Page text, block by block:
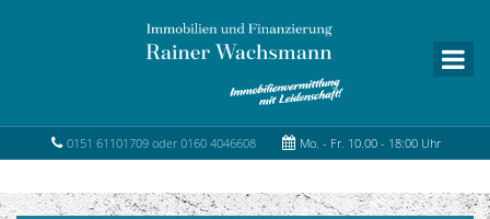
0151 61101709 oder 0160 4046608 Mo. - Fr. 10.00 - 18:00 Uhr